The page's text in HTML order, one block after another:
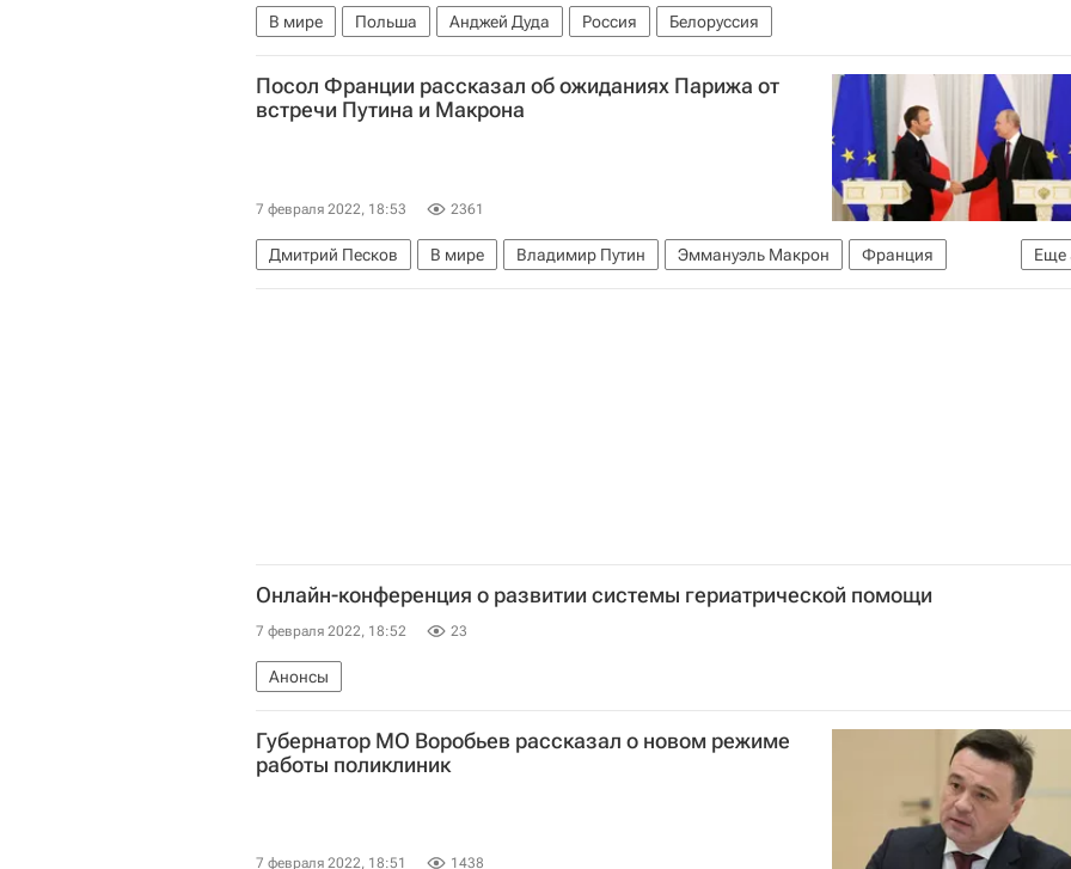
В мире Польша Анджей Дуда Россия Белоруссия
Посол Франции рассказал об ожиданиях Парижа от
встречи Путина и Макрона
7 февраля 2022, 18:53 2361
Еще
Дмитрий Песков В мире Владимир Путин Эммануэль Макрон
Франция
Чехия
Россия НАТО Украина Ситуация в ДНР и ЛНР
Онлайн-конференция о развитии системы гериатрической помощи
7 февраля 2022, 18:52 23
Анонсы
Губернатор МО Воробьев рассказал о новом режиме
работы поликлиник
7 февраля 2022, 18:51 1438